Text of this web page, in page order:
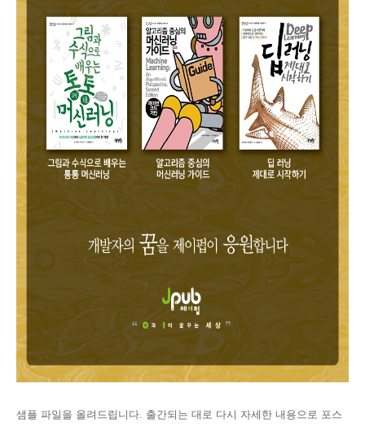
샘플 파일을 올려드립니다. 출간되는 대로 다시 자세한 내용으로 포스